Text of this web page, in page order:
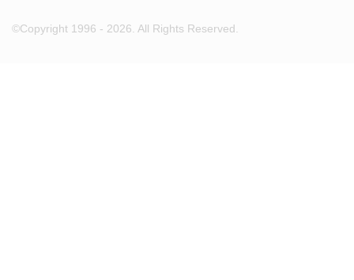
©Copyright 1996 - 2026. All Rights Reserved.